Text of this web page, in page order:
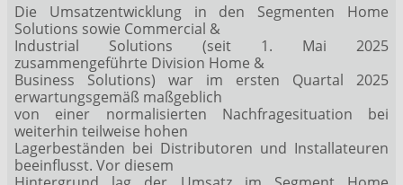
Die Umsatzentwicklung in den Segmenten Home
Solutions sowie Commercial &
Industrial Solutions (seit 1. Mai 2025
zusammengeführte Division Home &
Business Solutions) war im ersten Quartal 2025
erwartungsgemäß maßgeblich
von einer normalisierten Nachfragesituation bei
weiterhin teilweise hohen
Lagerbeständen bei Distributoren und Installateuren
beeinflusst. Vor diesem